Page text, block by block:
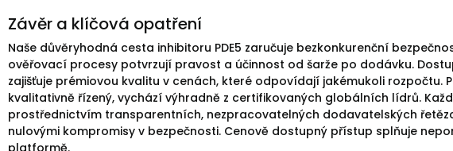
Závěr a klíčová opatření
Naše důvěryhodná cesta inhibitoru PDE5 zaručuje bezkonkurenční
ověřovací procesy potvrzují pravost a účinnost od šarže po dodávku.
zajišťuje prémiovou kvalitu v cenách, které odpovídají jakémukoli rozpočtu.
kvalitativně řízený, vychází výhradně z certifikovaných globálních lídrů.
prostřednictvím transparentních, nezpracovatelných dodavatelských
nulovými kompromisy v bezpečnosti. Cenově dostupný přístup splňuje
platformě.